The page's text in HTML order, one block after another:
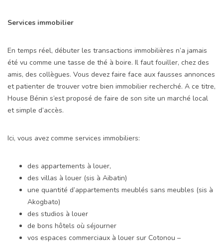
Services immobilier
En temps réel, débuter les transactions immobilières n’a jamais
été vu comme une tasse de thé à boire. Il faut fouiller, chez des
amis, des collègues. Vous devez faire face aux fausses annonces
et patienter de trouver votre bien immobilier recherché. A ce titre,
House Bénin s’est proposé de faire de son site un marché local
et simple d’accès.
Ici, vous avez comme services immobiliers:
des appartements à louer,
des villas à louer (sis à Aibatin)
une quantité d’appartements meublés sans meubles (sis à
Akogbato)
des studios à louer
de bons hôtels où séjourner
vos espaces commerciaux à louer sur Cotonou –